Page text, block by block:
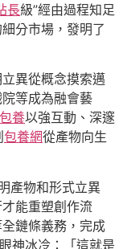
長級”經由過程知足
分市場，發明了
異從概念摸索邁
等成為融會藝
包養以強互動、深邃
包養網從產物向生
產物和形式立異
能重塑創作流
鏈條義務，完成
神冰冷：「這就是